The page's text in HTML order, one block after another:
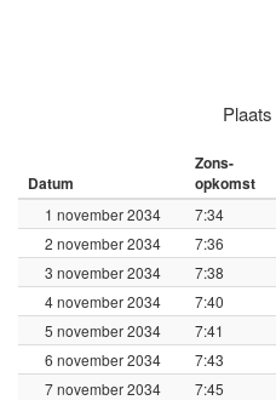
Plaats
Datum
Zons-
opkomst
1 november 2034 7:34
2 november 2034
7:36
3 november 2034
7:38
4 november 2034
7:40
5 november 2034
7:41
6 november 2034
7:43
7 november 2034
7:45